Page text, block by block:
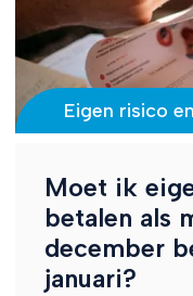
Eigen risico
Moet ik
betalen als
december
januari?